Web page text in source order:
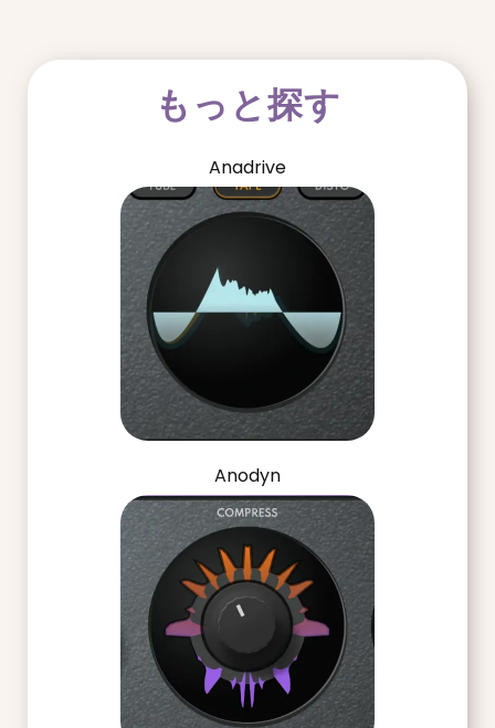
もっと探す
Anadrive
Anodyn